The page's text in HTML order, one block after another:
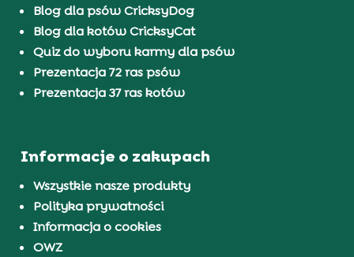
Blog dla psów CricksyDog
Blog dla kotów CricksyCat
Quiz do wyboru karmy dla psów
Prezentacja 72 ras psów
Prezentacja 37 ras kotów
Informacje o zakupach
Wszystkie nasze produkty
Polityka prywatności
Informacja o cookies
OWZ